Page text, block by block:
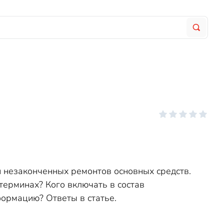
ремонтов основных средств.
Кого включать в состав
Ответы в статье.